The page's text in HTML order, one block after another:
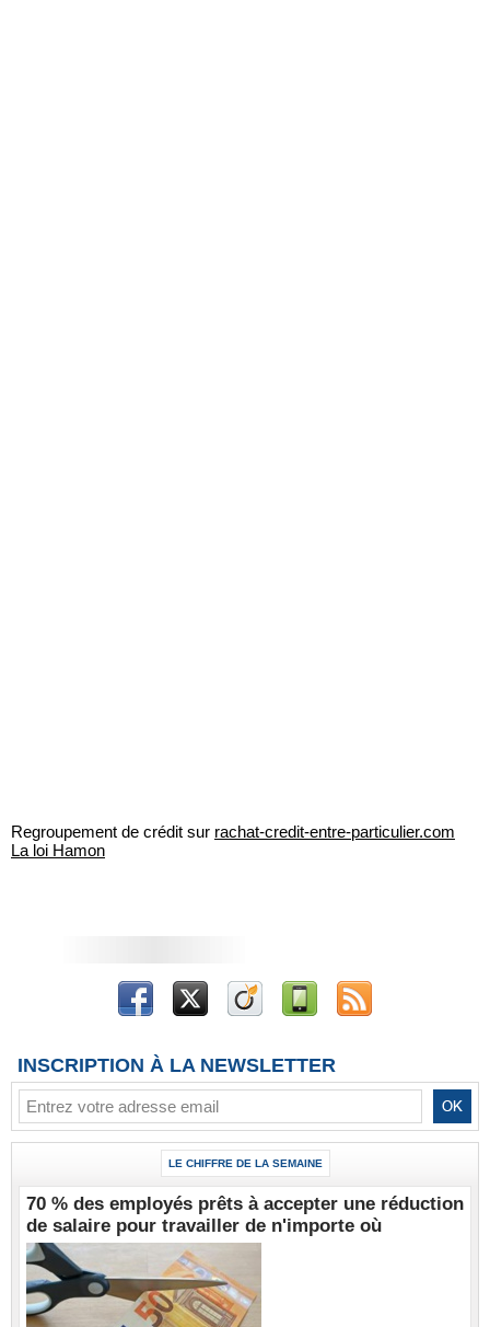
Regroupement de crédit sur rachat-credit-entre-particulier.com
La loi Hamon
INSCRIPTION À LA NEWSLETTER
LE CHIFFRE DE LA SEMAINE
70 % des employés prêts à accepter une réduction
de salaire pour travailler de n'importe où